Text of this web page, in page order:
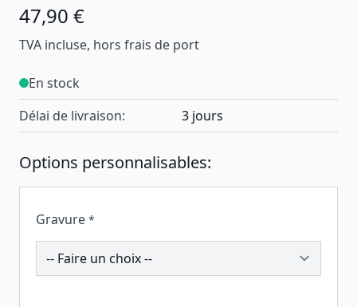
47,90 €
TVA incluse, hors frais de port
En stock
Délai de livraison:
3 jours
Options personnalisables:
Gravure *
246795